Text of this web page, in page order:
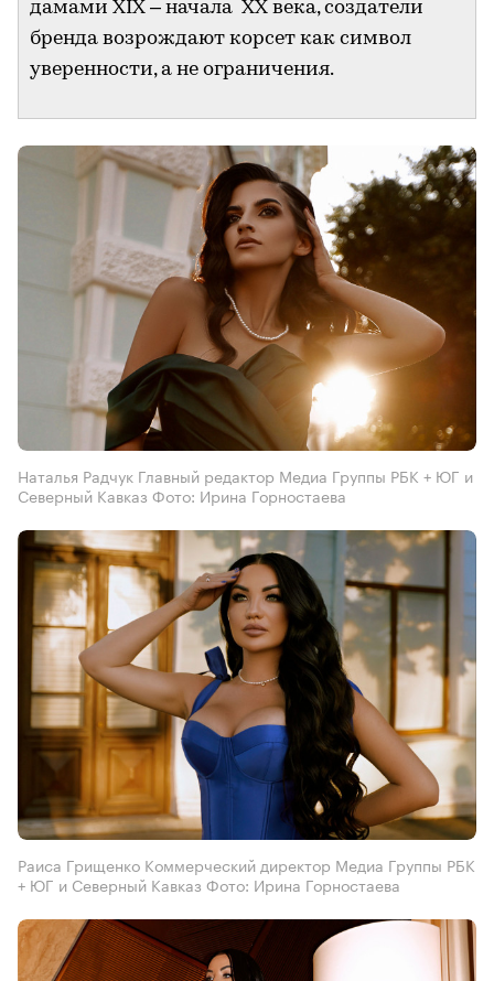
дамами ХIХ – начала ХХ века, создатели
бренда возрождают корсет как символ
уверенности, а не ограничения.
Наталья Радчук Главный редактор Медиа Группы РБК + ЮГ и
Северный Кавказ Фото: Ирина Горностаева
Раиса Грищенко Коммерческий директор Медиа Группы РБК
+ ЮГ и Северный Кавказ Фото: Ирина Горностаева